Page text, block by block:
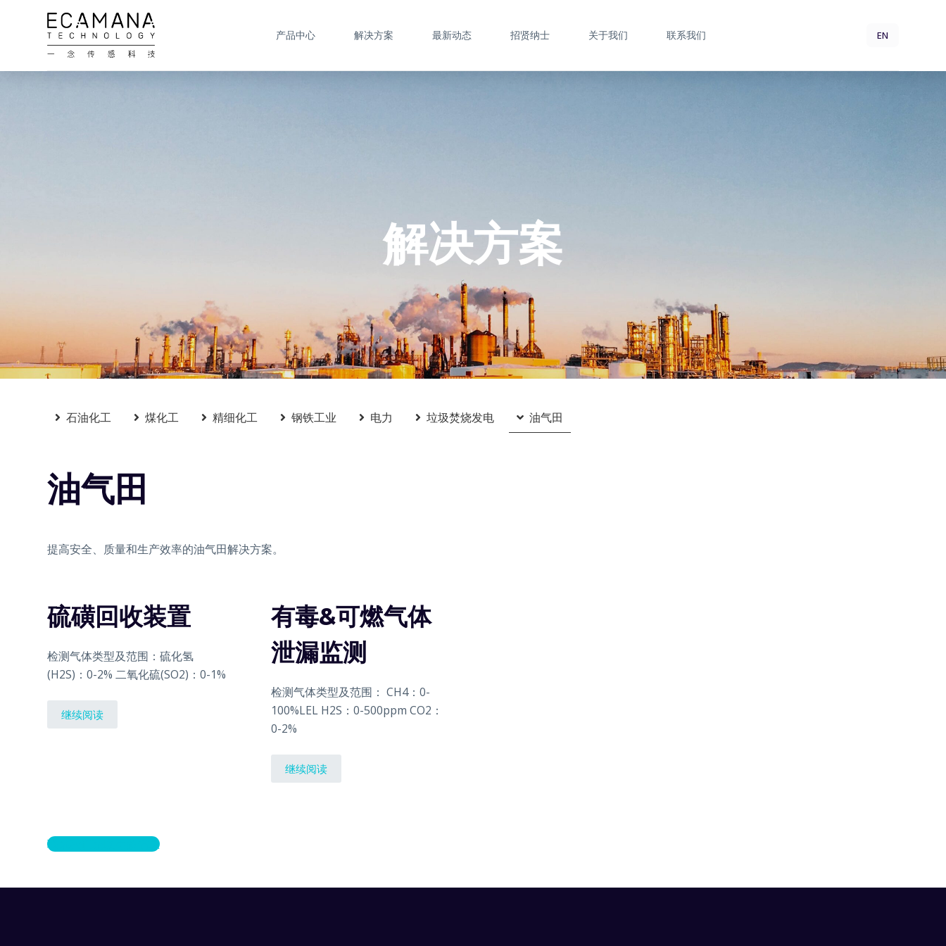
容
产品中心 解决方案 最新动态 招贤纳士 关于我们 联系我们 EN
解决方案
石油化工 煤化工 精细化工 钢铁工业 电力 垃圾焚烧发电 油气田
油气田
提高安全、质量和生产效率的油气田解决方案。
硫磺回收装置
检测气体类型及范围：硫化氢
(H2S)：0-2% 二氧化硫(SO2)：0-1%
继续阅读
有毒&可燃气体
泄漏监测
检测气体类型及范围： CH4：0-
100%LEL H2S：0-500ppm CO2：
0-2%
继续阅读
联系我们获取更多信息